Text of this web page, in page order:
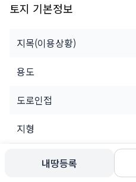
토지 기본정보
지목(이용상황)
용도
도로인접
지형
소유자내땅등록